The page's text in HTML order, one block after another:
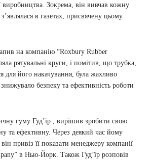
виробництва. Зокрема, він вивчав кожну
в газетах, присвячену цьому
на компанію “Roxbury Rubber
рятувальні круги, і помітив, що трубка,
для його накачування, була жахливо
безпеку та ефективність роботи
гуму Гудʼїр , вирішив зробити свою
та ефективну. Через деякий час йому
привіз її показати менеджеру компанії
в Нью-Йорк. Також Гудʼїр розповів